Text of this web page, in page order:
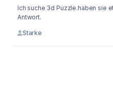
Ich suche 3d Puzzle.haben sie
Antwort.
Starke